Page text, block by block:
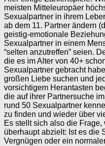
meisten Mitteleuropäer
Sexualpartner in ihrem
ab dem 11. Partner ändern
geistig-emotionale
Sexualpartner in einem
“selten anzutreffen” seien.
die es im Alter von 40+
Sexualpartner gebracht
großen Liebe suchen und
vorsichtigem Herantasten
die auf ihrer Partnersuche
rund 50 Sexualpartner
zu finden und wieder über
Es stellt sich also die
überhaupt abzielt: Ist es die
Vergnügen oder ein